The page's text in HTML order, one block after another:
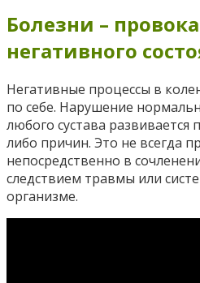
Болезни –
негативного
Негативные процессы в
по себе. Нарушение
любого сустава развивается
либо причин. Это не всегда
непосредственно в
следствием травмы или
организме.